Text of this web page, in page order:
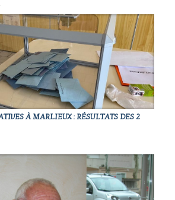
À MARLIEUX : RÉSULTATS DES 2